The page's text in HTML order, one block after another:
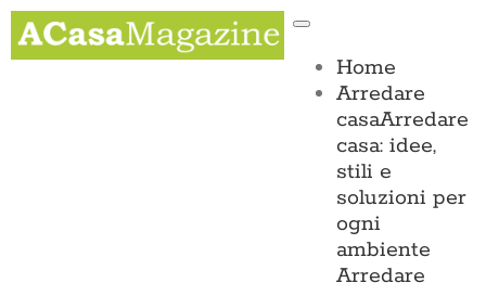
Salta
contenuto
Toggle
Home
Arredare
casaArredare
casa: idee,
stili e
soluzioni per
ogni
ambiente
Arredare